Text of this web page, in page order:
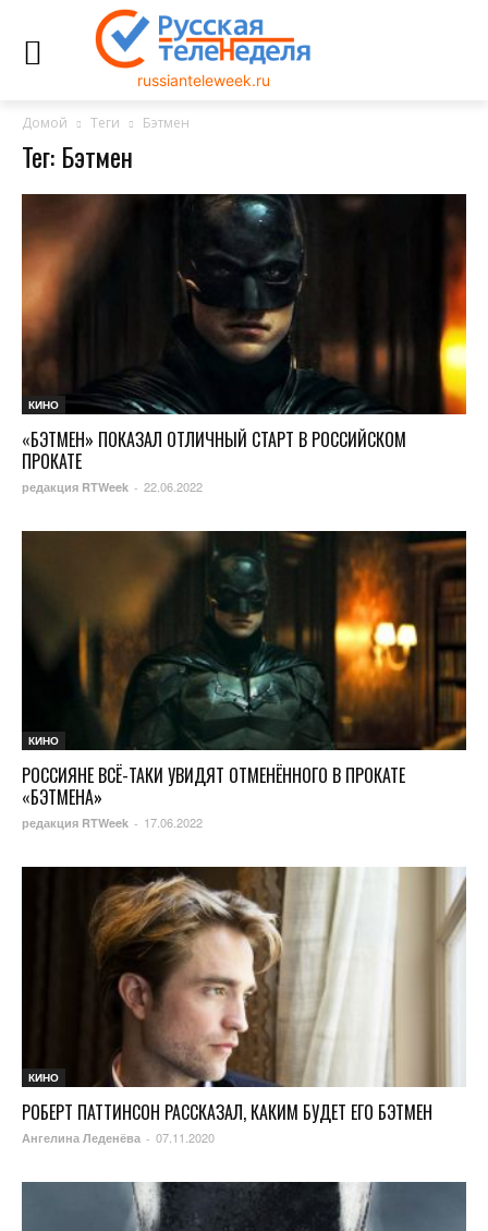
russianteleweek.ru
Домой Теги Бэтмен
Тег: Бэтмен
КИНО
«БЭТМЕН» ПОКАЗАЛ ОТЛИЧНЫЙ СТАРТ В РОССИЙСКОМ
ПРОКАТЕ
редакция RTWeek - 22.06.2022
КИНО
РОССИЯНЕ ВСЁ-ТАКИ УВИДЯТ ОТМЕНЁННОГО В ПРОКАТЕ
«БЭТМЕНА»
редакция RTWeek - 17.06.2022
КИНО
РОБЕРТ ПАТТИНСОН РАССКАЗАЛ, КАКИМ БУДЕТ ЕГО БЭТМЕН
Ангелина Леденёва - 07.11.2020